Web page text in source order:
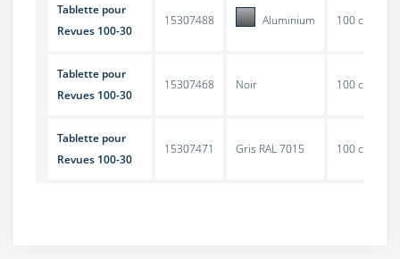
Tablette pour
Revues 100-30
15307488 Aluminium 100 cm
Tablette pour
Revues 100-30
15307468 Noir 100 cm
Tablette pour
Revues 100-30
15307471 Gris RAL 7015 100 cm